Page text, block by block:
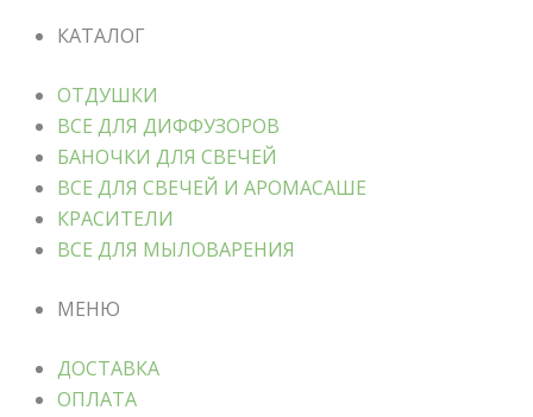
КАТАЛОГ
ОТДУШКИ
ВСЕ ДЛЯ ДИФФУЗОРОВ
БАНОЧКИ ДЛЯ СВЕЧЕЙ
ВСЕ ДЛЯ СВЕЧЕЙ И АРОМАСАШЕ
КРАСИТЕЛИ
ВСЕ ДЛЯ МЫЛОВАРЕНИЯ
МЕНЮ
ДОСТАВКА
ОПЛАТА